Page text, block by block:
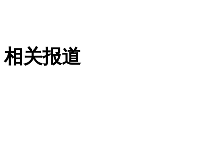
相关报道